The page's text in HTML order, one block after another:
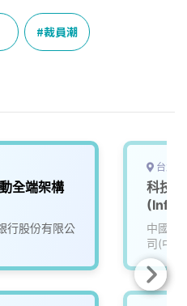
裁員潮
全端架構
行股份有限公
台北
科技
(Infra)
中國信
司(中